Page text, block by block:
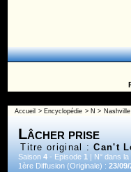
Accueil > Encyclopédie > N > Nashville
Lâcher prise
Titre original :Can't
Saison4 - Episode1 | N° dans
1ère Diffusion (Originale) :23/